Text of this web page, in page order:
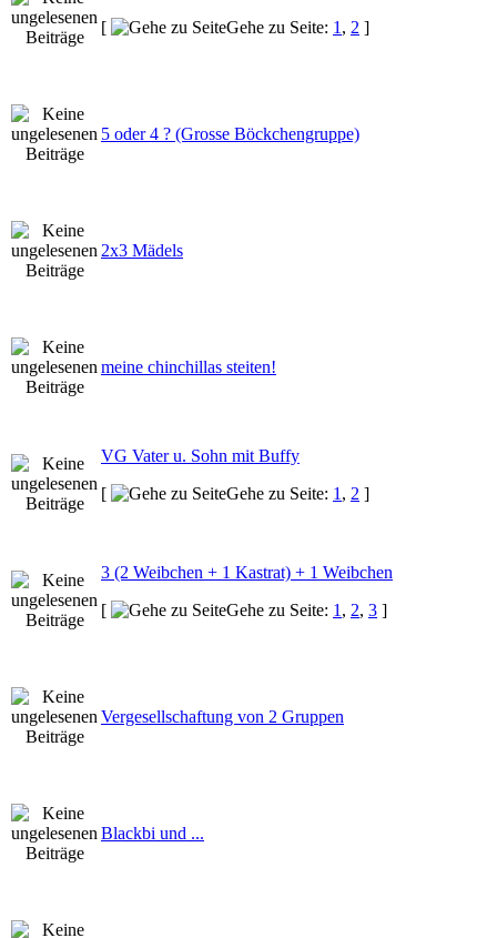
[
Gehe zu Seite: 1 , 2 ]
5 oder 4 ? (Grosse Böckchengruppe)
2x3 Mädels
meine chinchillas steiten!
VG Vater u. Sohn mit Buffy
[
Gehe zu Seite: 1 , 2 ]
3 (2 Weibchen + 1 Kastrat) + 1 Weibchen
[
Gehe zu Seite: 1 , 2, 3 ]
Vergesellschaftung von 2 Gruppen
Blackbi und ...